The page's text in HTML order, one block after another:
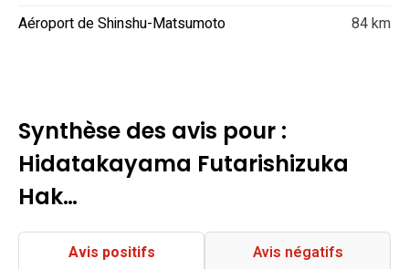
Aéroport de Shinshu-Matsumoto
84 km
Synthèse des avis pour :
Hidatakayama Futarishizuka
Hak…
Avis positifs Avis négatifs